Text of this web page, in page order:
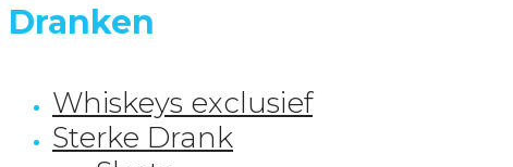
Dranken
Whiskeys exclusief
Sterke Drank